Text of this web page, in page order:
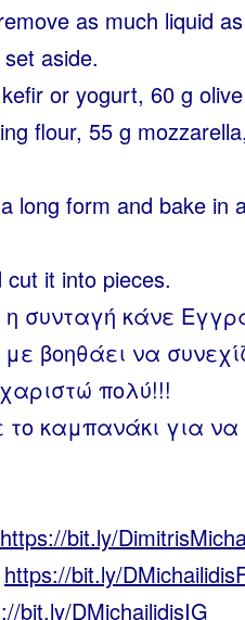
as much liquid
aside.
or yogurt, 60 g
flour, 55 g
long form and bake in
it into pieces.
συνταγή κάνε
με βοηθάει να
πολύ!!!
το καμπανάκι για
https://bit.ly/
https://bit.ly/
bit.ly/DMichailidisIG